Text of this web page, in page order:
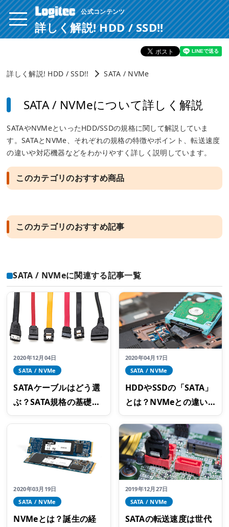
公式コンテンツ
詳しく解説! HDD / SSD!!
詳しく解説! HDD / SSD!! SATA / NVMe
SATA / NVMeについて詳しく解説
SATAやNVMeといったHDD/SSDの規格に関して解説していま
す。SATAとNVMe、それぞれの規格の特徴やポイント、転送速度
の違いや対応機器などをわかりやすく詳しく説明しています。
このカテゴリのおすすめ商品
このカテゴリのおすすめ記事
SATA / NVMeに関連する記事一覧
2020年12月04日
SATA / NVMe
SATAケーブルはどう選
ぶ？SATA規格の基礎知
識やケーブルの選び方
2020年04月17日
SATA / NVMe
HDDやSSDの「SATA」
とは？NVMeとの違い
を知ってSSD選びに役
立てよう
2020年03月19日
SATA / NVMe
NVMeとは？誕生の経
2019年12月27日
SATA / NVMe
SATAの転送速度は世代